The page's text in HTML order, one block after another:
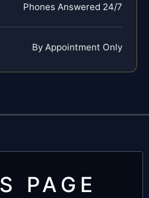
Phones Answered 24/7
By Appointment Only
PAGE